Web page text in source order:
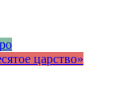
царство»